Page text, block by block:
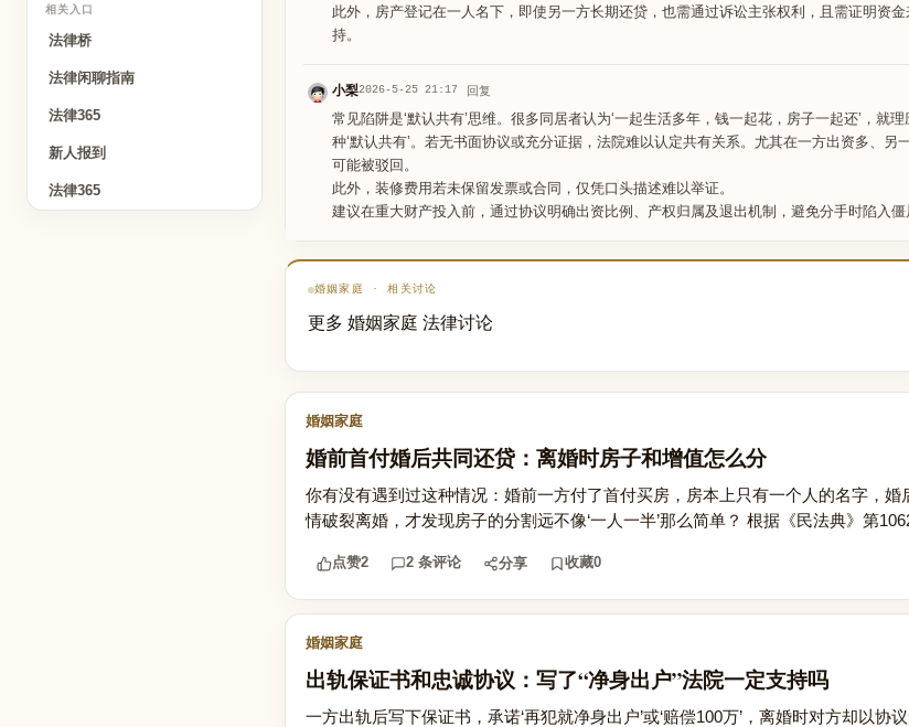
相关入口
法律桥
法律闲聊指南
法律365
新人报到
法律365
此外，房产登记在一人名下，即使另一方长期还贷，也需通过诉讼主张权利，且需证明资
持。
小梨2026-5-25 21:17 回复
常见陷阱是‘默认共有’思维。很多同居者认为‘一起生活多年，钱一起花，房子一起还’，就
种‘默认共有’。若无书面协议或充分证据，法院难以认定共有关系。尤其在一方出资多、另
可能被驳回。
此外，装修费用若未保留发票或合同，仅凭口头描述难以举证。
建议在重大财产投入前，通过协议明确出资比例、产权归属及退出机制，避免分手时陷入僵
婚姻家庭 · 相关讨论
更多 婚姻家庭 法律讨论
婚姻家庭
婚前首付婚后共同还贷：离婚时房子和增值怎么分
你有没有遇到过这种情况：婚前一方付了首付买房，房本上只有一个人的名字，婚
情破裂离婚，才发现房子的分割远不像‘一人一半’那么简单？ 根据《民法典》第
点赞2 2 条评论 分享 收藏0
婚姻家庭
出轨保证书和忠诚协议：写了“净身出户”法院一定支持吗
一方出轨后写下保证书，承诺‘再犯就净身出户’或‘赔偿100万’，离婚时对方却以协